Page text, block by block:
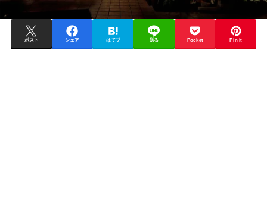
ポスト シェア はてブ 送る Pocket Pin it